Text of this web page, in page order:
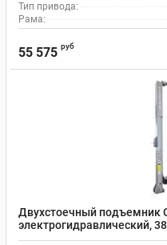
Тип привода:
Рама:
55 575 руб
Двухстоечный подъемник
электрогидравлический,
100-1900 мм